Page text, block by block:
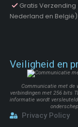
Gratis
Nederland en België)
Veiligheid en
Communicatie met de
verbindingen met 256 bits
informatie wordt
Privacy Policy